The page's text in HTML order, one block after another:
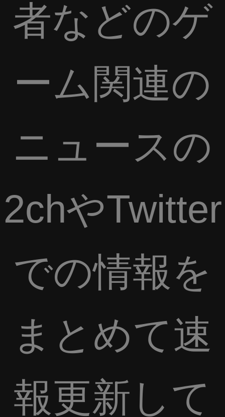
者などのゲ
ーム関連の
ニュースの
2chやTwitter
での情報を
まとめて速
報更新して